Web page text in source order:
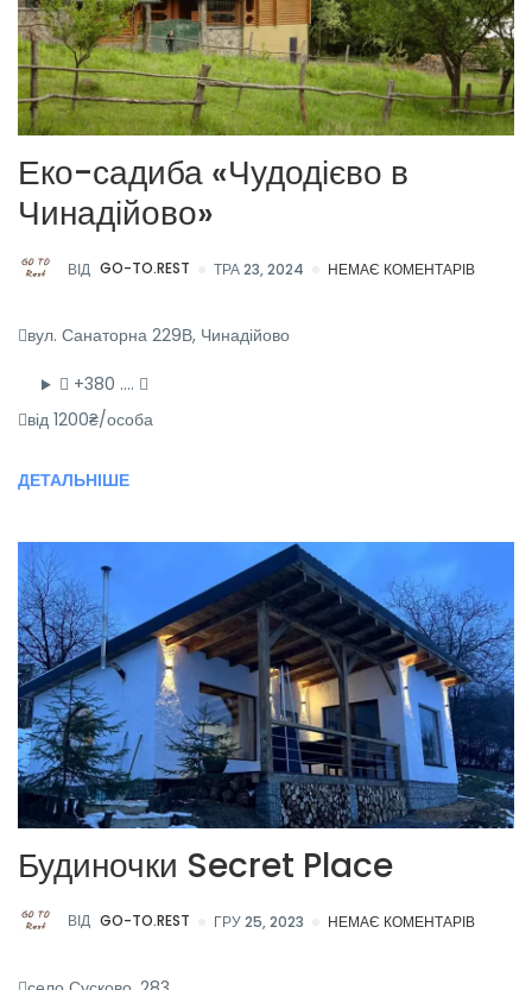
Еко-садиба «Чудодієво в
Чинадійово»
ВІД GO-TO.REST ТРА 23, 2024 НЕМАЄ КОМЕНТАРІВ
вул. Санаторна 229В, Чинадійово
+380 ….
від 1200₴/особа
ДЕТАЛЬНІШЕ
Будиночки Secret Place
ВІД GO-TO.REST ГРУ 25, 2023 НЕМАЄ КОМЕНТАРІВ